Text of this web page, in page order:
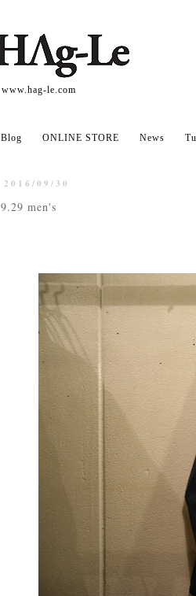
www.hag-le.com
Blog ONLINE STORE News
2016/09/30
9.29 men's